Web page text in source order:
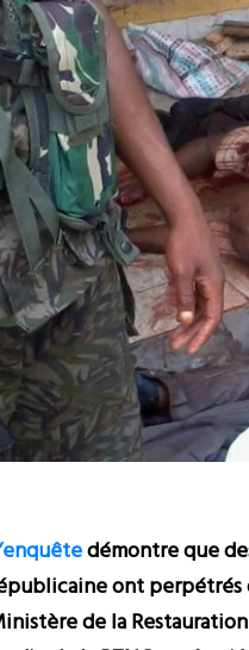
démontre que
ont perpétrés
de la